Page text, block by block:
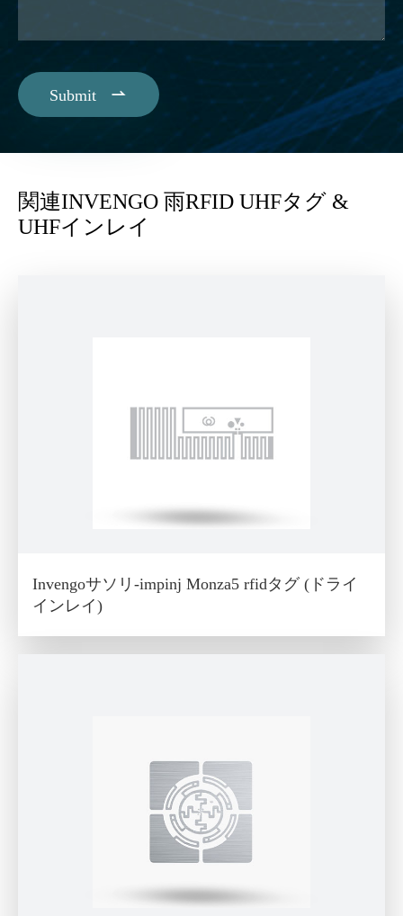
Submit 
関連INVENGO 雨RFID UHFタグ &
UHFインレイ
Invengoサソリ-impinj Monza5 rfidタグ (ドライ
インレイ)